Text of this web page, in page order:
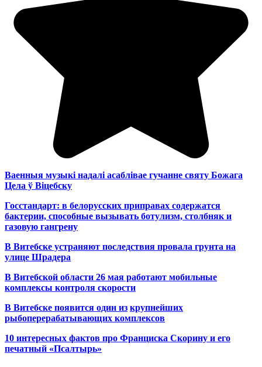
Ваенныя музыкі надалі асаблівае гучанне святу Божага
Цела ў Віцебску
Госстандарт: в белорусских приправах содержатся
бактерии, способные вызывать ботулизм, столбняк и
газовую гангрену
В Витебске устраняют последствия провала грунта на
улице Шрадера
В Витебской области 26 мая работают мобильные
комплексы контроля скорости
В Витебске появится один из крупнейших
рыбоперерабатывающих комплексов
10 интересных фактов про Франциска Скорину и его
печатный «Псалтырь»